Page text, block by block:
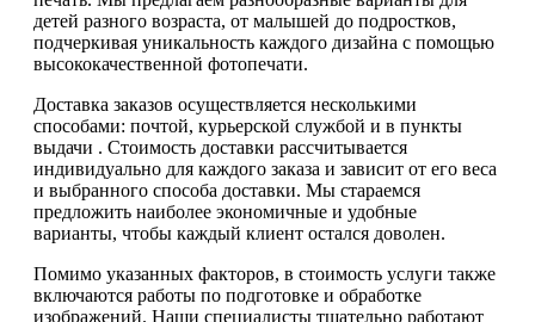
детей разного возраста, от малышей до подростков,
подчеркивая уникальность каждого дизайна с помощью
высококачественной фотопечати.
Доставка заказов осуществляется несколькими
способами: почтой, курьерской службой и в пункты
выдачи . Стоимость доставки рассчитывается
индивидуально для каждого заказа и зависит от его веса
и выбранного способа доставки. Мы стараемся
предложить наиболее экономичные и удобные
варианты, чтобы каждый клиент остался доволен.
Помимо указанных факторов, в стоимость услуги также
включаются работы по подготовке и обработке
изображений. Наши специалисты тщательно работают